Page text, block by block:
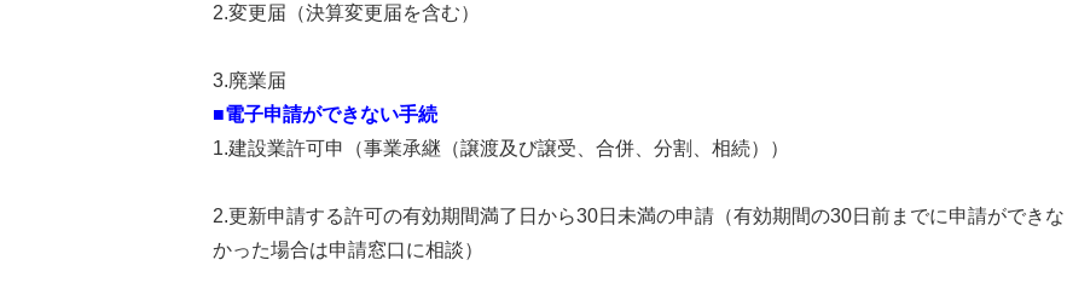
2.変更届（決算変更届を含む）
3.廃業届
■電子申請ができない手続
1.建設業許可申（事業承継（譲渡及び譲受、合併、分割、相続））
2.更新申請する許可の有効期間満了日から30日未満の申請（有効期間の30日前までに申請ができな
かった場合は申請窓口に相談）